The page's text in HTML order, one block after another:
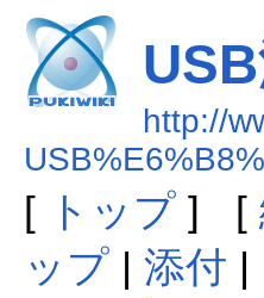
http://
[ トップ] [
ップ| 添付 |